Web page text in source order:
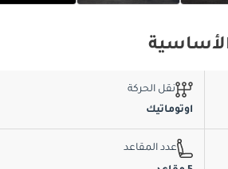
نقل الحركة
اوتوماتيك
عدد المقاعد